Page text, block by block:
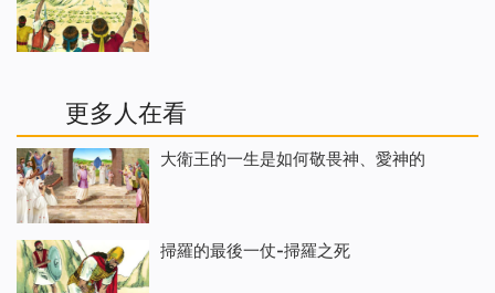
更多人在看
大衛王的一生是如何敬畏神、愛神的
掃羅的最後一仗-掃羅之死